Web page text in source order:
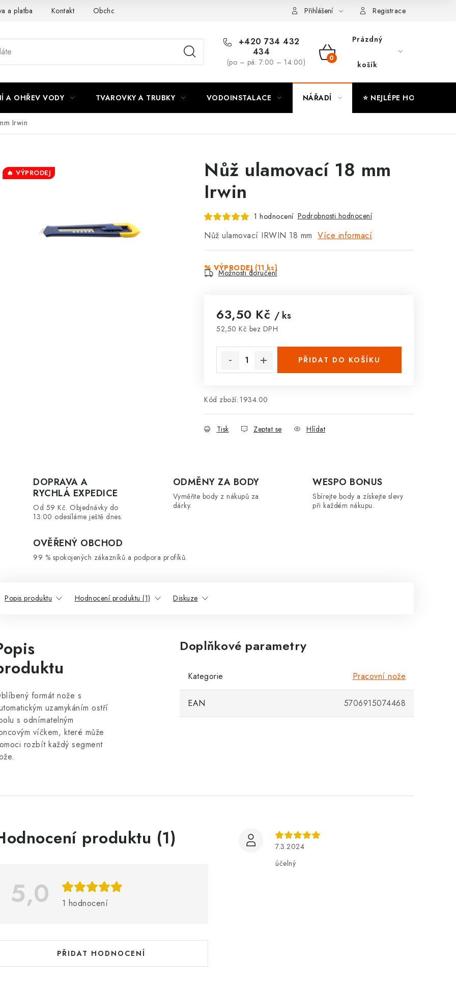
a platba Kontakt Obchodní podmínky Moje objednávka
Přihlášení Registrace
+420 734 432
434
(po – pá: 7:00 – 14:00)
NÁKUPNÍ
Prázdný
košík
A OHŘEV VODY TVAROVKY A TRUBKY VODOINSTALACE NÁŘADÍ ⭐ NEJLÉPE HODNOCENÉ
Irwin
Nůž ulamovací 18 mm
Irwin
1 hodnocení Podrobnosti hodnocení
Nůž ulamovací IRWIN 18 mm Více informací
% VÝPRODEJ (11 ks)
Možnosti doručení
63,50 Kč / ks
52,50 Kč bez DPH
PŘIDAT DO KOŠÍKU
Kód zboží: 1934.00
Tisk Zeptat se Hlídat
🔥 VÝPRODEJ
DOPRAVA A
RYCHLÁ EXPEDICE
Od 59 Kč. Objednávky do
13:00 odesíláme ještě dnes.
ODMĚNY ZA BODY
Vyměňte body z nákupů za
dárky.
WESPO BONUS
Sbírejte body a získejte slevy
při každém nákupu.
OVĚŘENÝ OBCHOD
99 % spokojených zákazníků a podpora profíků.
Popis produktu Hodnocení produktu (1) Diskuze
formát nože s
uzamykáním ostří
s odnímatelným
víčkem, které může
rozbít každý segment
Doplňkové parametry
Kategorie Pracovní nože
EAN 5706915074468
produktu (1)
5,0 1 hodnocení
PŘIDAT HODNOCENÍ
7.3.2024
účelný